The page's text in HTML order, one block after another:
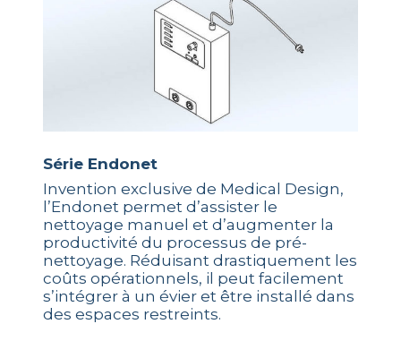
Série Endonet
Invention exclusive de Medical Design,
l’Endonet permet d’assister le
nettoyage manuel et d’augmenter la
productivité du processus de pré-
nettoyage. Réduisant drastiquement les
coûts opérationnels, il peut facilement
s’intégrer à un évier et être installé dans
des espaces restreints.